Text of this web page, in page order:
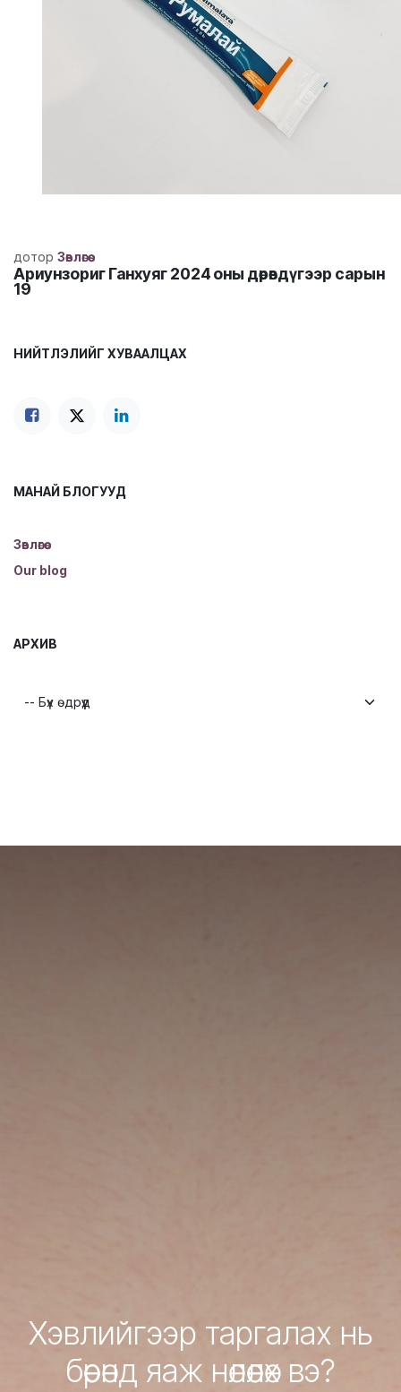
дотор Зөвлөгөө
Ариунзориг Ганхуяг2024 оны дөрөвдүгээр сарын
19
НИЙТЛЭЛИЙГ ХУВААЛЦАХ
МАНАЙ БЛОГУУД
Зөвлөгөө
Our blog
АРХИВ
Хэвлийгээр таргалах нь
бөөрөнд яаж нөлөөлөх вэ?